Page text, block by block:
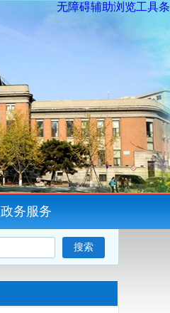
无障碍辅助浏览工具条
政务服务